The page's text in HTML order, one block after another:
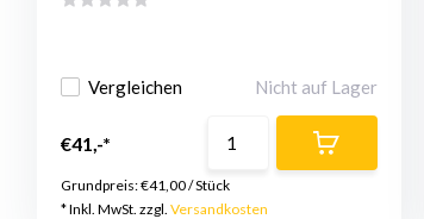
Vergleichen Nicht auf Lager
€41,-*
Grundpreis:€41,00/Stück
* Inkl. MwSt. zzgl. Versandkosten